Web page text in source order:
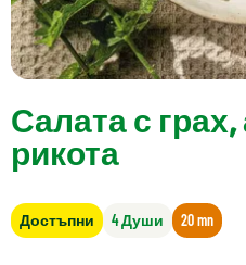
Салата с
рикота
Достъпни 4 Души 20 mn